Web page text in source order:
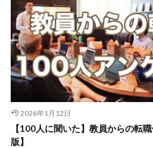
2026年1月12日
【100人に聞いた】教員からの転
版】